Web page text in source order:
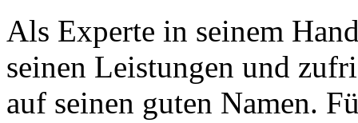
Als Experte in seinem
seinen Leistungen und
auf seinen guten Namen.